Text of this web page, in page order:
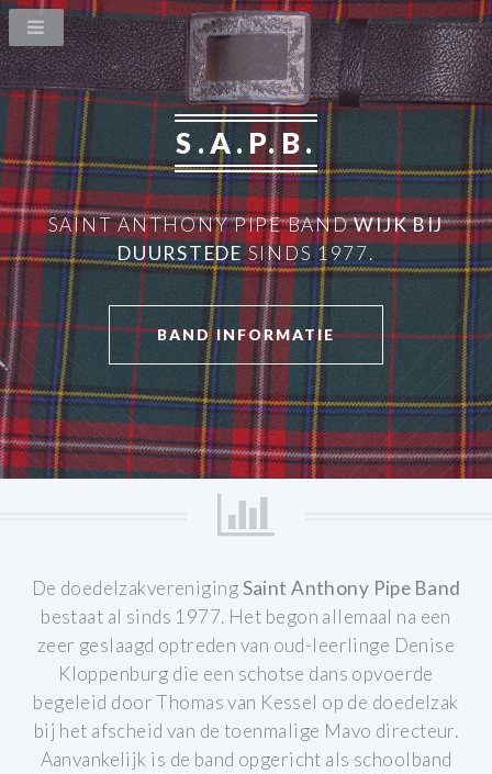
S.A.P.B.
SAINT ANTHONY PIPE BANDWIJK BIJ
DUURSTEDE SINDS 1977.
BAND INFORMATIE
De doedelzakverenigingSaint Anthony Pipe Band
bestaat al sinds 1977. Het begon allemaal na een
zeer geslaagd optreden van oud-leerlinge Denise
Kloppenburg die een schotse dans opvoerde
begeleid door Thomas van Kessel op de doedelzak
bij het afscheid van de toenmalige Mavo directeur.
Aanvankelijk is de band opgericht als schoolband